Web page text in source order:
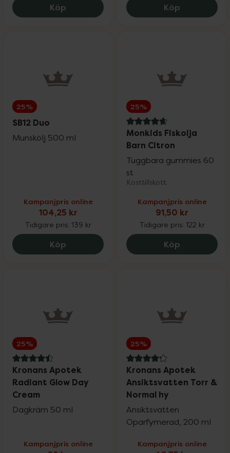
Kosttillskott
Vårt eget varumärke Upp till 30%
Mun- & tandvård Upp till 30%
Sår, bett & stick Upp till 30%
För våra klubbmedlemmar
Nyheter
Varumärken
Köp Priorin Kapslar, 532 kr. Köp Medik8
25%
SB12 Duo
Munskölj 500 ml
Kampanjpris online
104,25 kr
Tidigare pris: 139 kr
Köp SB12 Duo, 104.25 kr.
25%
4.9 av 5 i omdöme
Monkids Fiskolja
Barn Citron
Tuggbara gummies 60
st
Kosttillskott
Kampanjpris online
91,50 kr
Tidigare pris: 122 kr
Köp Monkids
25%
4.5 av 5 i omdöme
Kronans Apotek
Radiant Glow Day
Cream
Dagkräm 50 ml
Kampanjpris online
25%
4.2 av 5 i omdöme
Kronans Apotek
Ansiktsvatten Torr &
Normal hy
Ansiktsvatten
Oparfymerad, 200 ml
Kampanjpris online